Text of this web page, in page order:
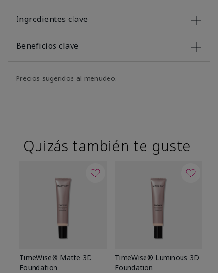
Ingredientes clave
Beneficios clave
Precios sugeridos al menudeo.
Quizás también te guste
TimeWise® Matte 3D
Foundation
TimeWise® Luminous 3D
Foundation